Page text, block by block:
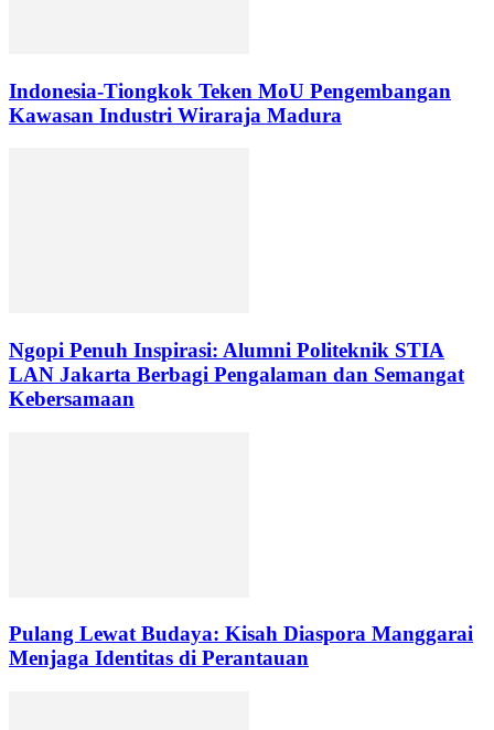
Indonesia-Tiongkok Teken MoU Pengembangan
Kawasan Industri Wiraraja Madura
Ngopi Penuh Inspirasi: Alumni Politeknik STIA
LAN Jakarta Berbagi Pengalaman dan Semangat
Kebersamaan
Pulang Lewat Budaya: Kisah Diaspora Manggarai
Menjaga Identitas di Perantauan